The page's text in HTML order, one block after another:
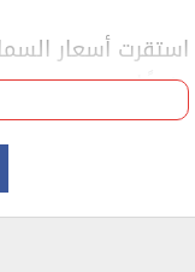
جنيهًا.
واستقرت أسعار الثعابين